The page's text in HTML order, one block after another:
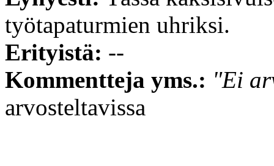
työtapaturmien uhriksi.
Erityistä: --
Kommentteja yms.: "Ei
arvosteltavissa